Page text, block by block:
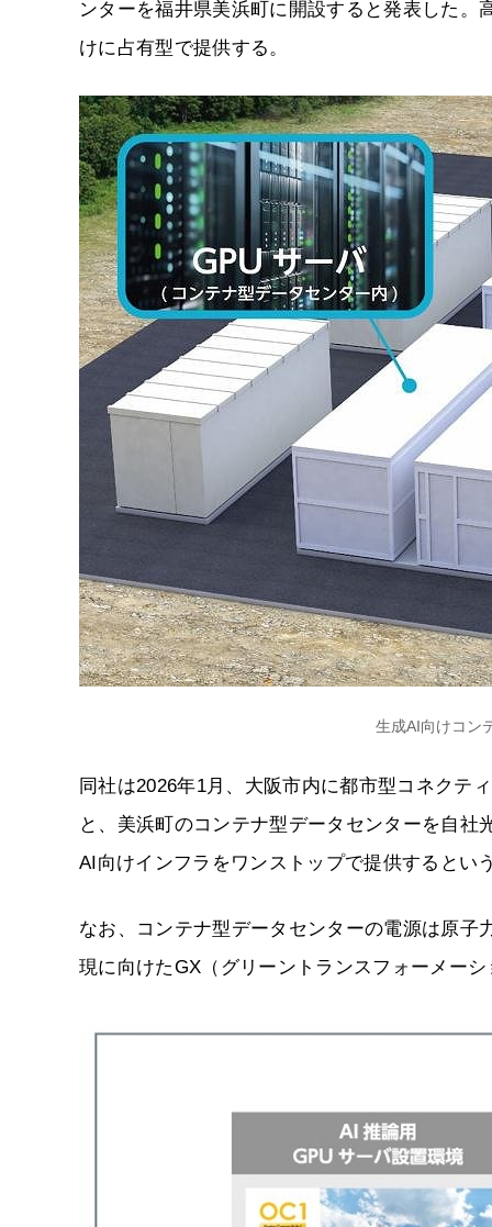
ンターを福井県美浜町に開設すると発表した
けに占有型で提供する。
生成AI向けコン
同社は2026年1月、大阪市内に都市型コネクテ
と、美浜町のコンテナ型データセンターを自
AI向けインフラをワンストップで提供するとい
なお、コンテナ型データセンターの電源は原子
現に向けたGX（グリーントランスフォーメー